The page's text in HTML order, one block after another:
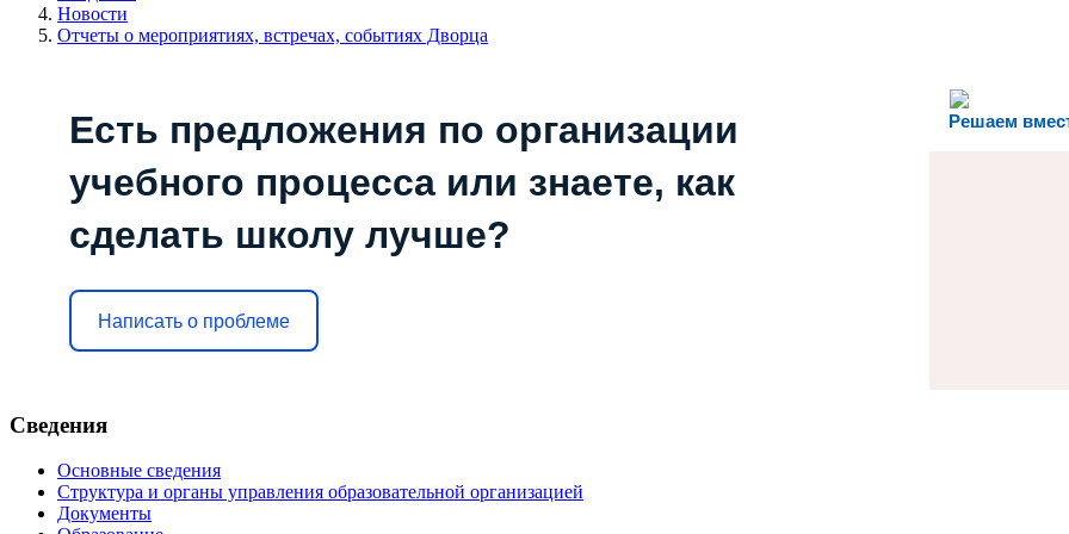
Новости
Отчеты о мероприятиях, встречах, событиях Дворца
Решаем
Есть предложения по организации
учебного процесса или знаете, как
сделать школу лучше?
Написать о проблеме
Сведения
Основные сведения
Структура и органы управления образовательной организацией
Документы